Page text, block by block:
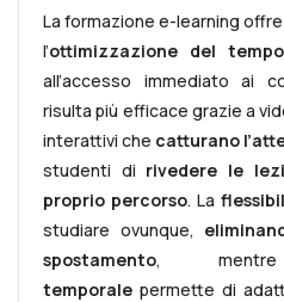
La formazione e-learning
l’ottimizzazione del
all’accesso immediato ai
risulta più efficace grazie a
interattivi che catturano
studenti di rivedere le
proprio percorso. La
studiare ovunque,
spostamento,
temporale permette di